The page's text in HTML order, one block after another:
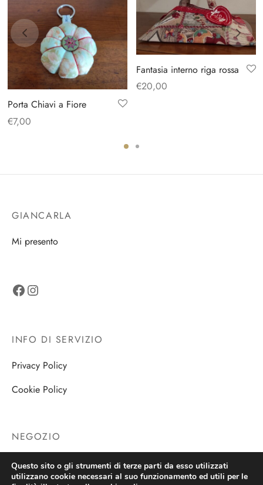
Porta Chiavi a Fiore
€7,00
Fantasia interno riga rossa
€20,00
GIANCARLA
Mi presento
Facebook
INFO DI SERVIZIO
Privacy Policy
Cookie Policy
NEGOZIO
Negozio
Questo sito o gli strumenti di terze parti da esso utilizzati
utilizzano cookie necessari al suo funzionamento ed utili per le